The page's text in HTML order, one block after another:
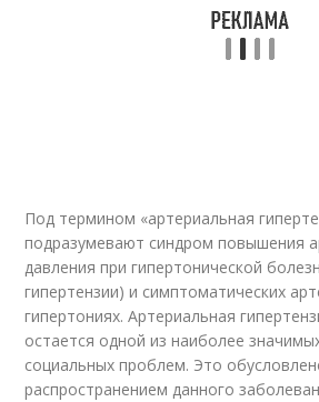
Под термином «артериальная
подразумевают синдром повышения
давления при гипертонической
гипертензии) и симптоматических
гипертониях. Артериальная
остается одной из наиболее
социальных проблем. Это
распространением данного